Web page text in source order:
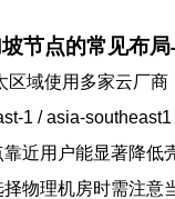
节点的常见布
区域使用多家云厂
1 / asia-
近用户能显著降低
物理机房时需注意